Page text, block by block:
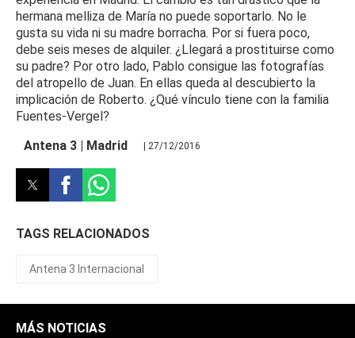
hermana melliza de María no puede soportarlo. No le
gusta su vida ni su madre borracha. Por si fuera poco,
debe seis meses de alquiler. ¿Llegará a prostituirse como
su padre? Por otro lado, Pablo consigue las fotografías
del atropello de Juan. En ellas queda al descubierto la
implicación de Roberto. ¿Qué vínculo tiene con la familia
Fuentes-Vergel?
Antena 3 | Madrid
| 27/12/2016
TAGS RELACIONADOS
Antena 3 Internacional
MÁS NOTICIAS